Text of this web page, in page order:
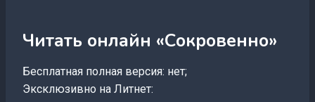
Читать онлайн «Сокровенно»
Бесплатная полная версия: нет;
Эксклюзивно на Литнет: